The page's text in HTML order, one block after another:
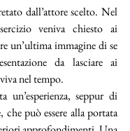
dall’attore scelto. Nel
veniva chiesto ai
un’ultima immagine di se
da lasciare ai
nel tempo.
un’esperienza, seppur di
che può essere alla portata